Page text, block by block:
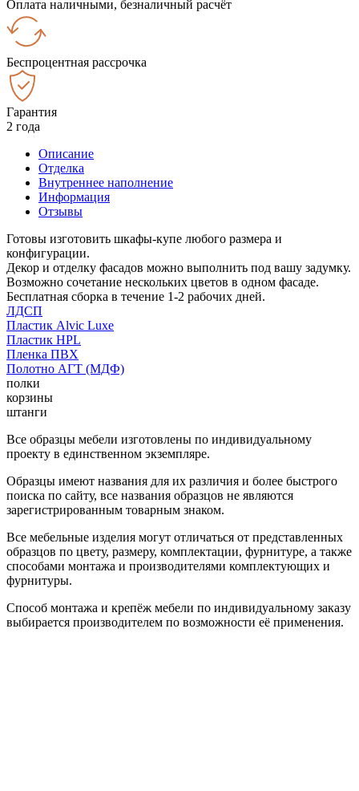
Оплата наличными, безналичный расчёт
Беспроцентная рассрочка
Гарантия
2 года
Описание
Отделка
Внутреннее наполнение
Информация
Отзывы
Готовы изготовить шкафы-купе любого размера и
конфигурации.
Декор и отделку фасадов можно выполнить под вашу задумку.
Возможно сочетание нескольких цветов в одном фасаде.
Бесплатная сборка в течение 1-2 рабочих дней.
ЛДСП
Пластик Alvic Luxe
Пластик HPL
Пленка ПВХ
Полотно АГТ (МДФ)
полки
корзины
штанги
Все образцы мебели изготовлены по индивидуальному
проекту в единственном экземпляре.
Образцы имеют названия для их различия и более быстрого
поиска по сайту, все названия образцов не являются
зарегистрированным товарным знаком.
Все мебельные изделия могут отличаться от представленных
образцов по цвету, размеру, комплектации, фурнитуре, а также
способами монтажа и производителями комплектующих и
фурнитуры.
Способ монтажа и крепёж мебели по индивидуальному заказу
выбирается производителем по возможности её применения.